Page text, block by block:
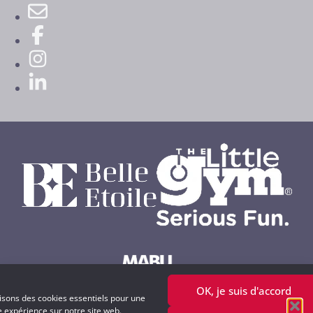
des cookies essentiels pour une
expérience sur notre site web.
OK, je suis d'accord
Powered by MABU Concepts S.A.